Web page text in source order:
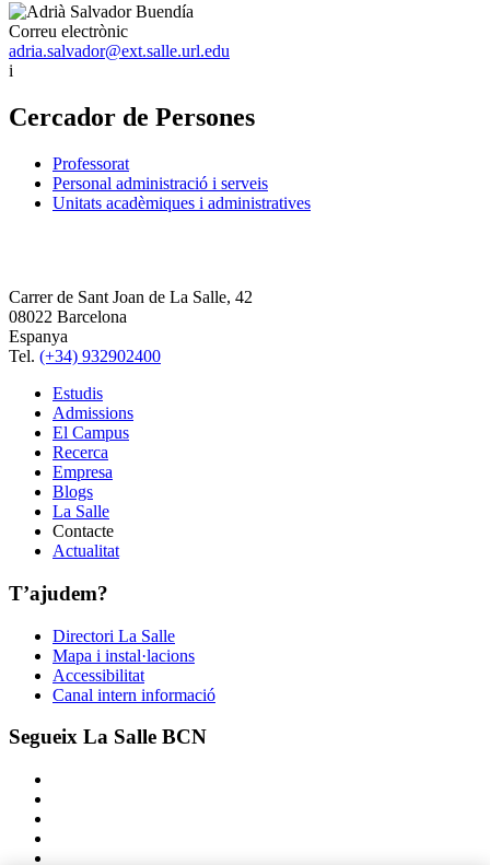
Correu electrònic
adria.salvador@ext.salle.url.edu
i
Cercador de Persones
Professorat
Personal administració i serveis
Unitats acadèmiques i administratives
Carrer de Sant Joan de La Salle, 42
08022 Barcelona
Espanya
Tel. (+34) 932902400
Estudis
Admissions
El Campus
Recerca
Empresa
Blogs
La Salle
Contacte
Actualitat
T’ajudem?
Directori La Salle
Mapa i instal·lacions
Accessibilitat
Canal intern informació
Segueix La Salle BCN